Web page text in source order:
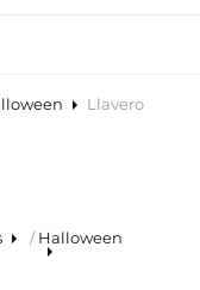
Llavero
/Halloween